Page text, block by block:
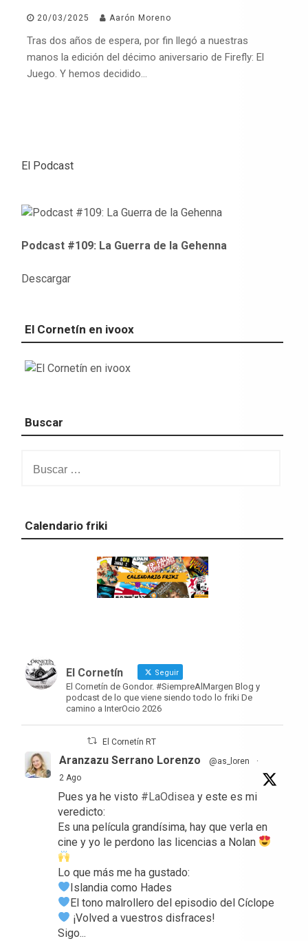
20/03/2025 Aarón Moreno
Tras dos años de espera, por fin llegó a nuestras
manos la edición del décimo aniversario de Firefly: El
Juego. Y hemos decidido…
El Podcast
Podcast #109: La Guerra de la Gehenna
Descargar
El Cornetín en ivoox
Buscar
Calendario friki
El Cornetín Seguir
El Cornetín de Gondor. #SiempreAlMargen Blog y
podcast de lo que viene siendo todo lo friki De
camino a InterOcio 2026
El Cornetín RT
Aranzazu Serrano Lorenzo @as_loren
·
2 Ago
Pues ya he visto #LaOdisea y este es mi
veredicto:
Es una película grandísima, hay que verla en
cine y yo le perdono las licencias a Nolan
Lo que más me ha gustado:
Islandia como Hades
El tono malrollero del episodio del Cíclope
¡Volved a vuestros disfraces!
Sigo...